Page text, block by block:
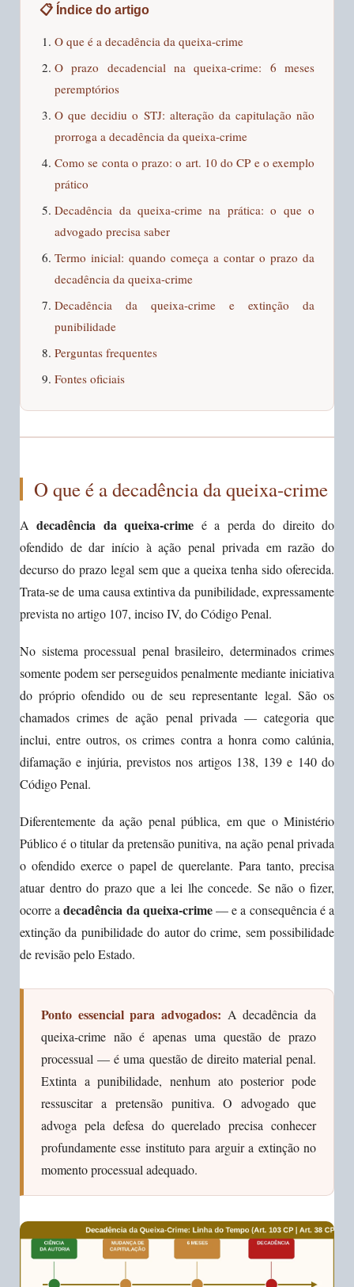
📋 Índice do artigo
O que é a decadência da queixa-crime
O prazo decadencial na queixa-crime: 6 meses
peremptórios
O que decidiu o STJ: alteração da capitulação não
prorroga a decadência da queixa-crime
Como se conta o prazo: o art. 10 do CP e o exemplo
prático
Decadência da queixa-crime na prática: o que o
advogado precisa saber
Termo inicial: quando começa a contar o prazo da
decadência da queixa-crime
Decadência da queixa-crime e extinção da
punibilidade
Perguntas frequentes
Fontes oficiais
O que é a decadência da queixa-crime
Adecadência da queixa-crime é a perda do direito do
ofendido de dar início à ação penal privada em razão do
decurso do prazo legal sem que a queixa tenha sido oferecida.
Trata-se de uma causa extintiva da punibilidade, expressamente
prevista no artigo 107, inciso IV, do Código Penal.
No sistema processual penal brasileiro, determinados crimes
somente podem ser perseguidos penalmente mediante iniciativa
do próprio ofendido ou de seu representante legal. São os
chamados crimes de ação penal privada — categoria que
inclui, entre outros, os crimes contra a honra como calúnia,
difamação e injúria, previstos nos artigos 138, 139 e 140 do
Código Penal.
Diferentemente da ação penal pública, em que o Ministério
Público é o titular da pretensão punitiva, na ação penal privada
o ofendido exerce o papel de querelante. Para tanto, precisa
atuar dentro do prazo que a lei lhe concede. Se não o fizer,
ocorre adecadência da queixa-crime— e a consequência é a
extinção da punibilidade do autor do crime, sem possibilidade
de revisão pelo Estado.
Ponto essencial para advogados: A decadência da
queixa-crime não é apenas uma questão de prazo
processual — é uma questão de direito material penal.
Extinta a punibilidade, nenhum ato posterior pode
ressuscitar a pretensão punitiva. O advogado que
advoga pela defesa do querelado precisa conhecer
profundamente esse instituto para arguir a extinção no
momento processual adequado.